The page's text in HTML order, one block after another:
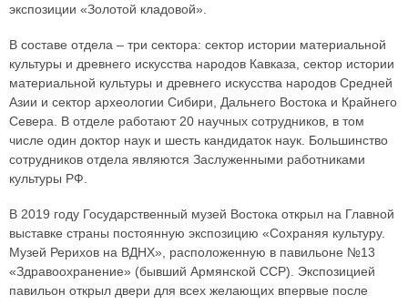
экспозиции «Золотой кладовой».
В составе отдела – три сектора: сектор истории материальной
культуры и древнего искусства народов Кавказа, сектор истории
материальной культуры и древнего искусства народов Средней
Азии и сектор археологии Сибири, Дальнего Востока и Крайнего
Севера. В отделе работают 20 научных сотрудников, в том
числе один доктор наук и шесть кандидаток наук. Большинство
сотрудников отдела являются Заслуженными работниками
культуры РФ.
В 2019 году Государственный музей Востока открыл на Главной
выставке страны постоянную экспозицию «Сохраняя культуру.
Музей Рерихов на ВДНХ», расположенную в павильоне №13
«Здравоохранение» (бывший Армянской ССР). Экспозицией
павильон открыл двери для всех желающих впервые после